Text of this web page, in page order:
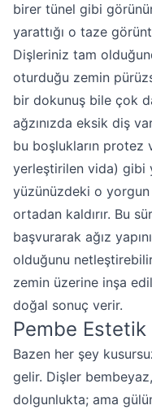
birer tünel gibi
yarattığı o taze
Dişleriniz tam
oturduğu zemin
bir dokunuş bile çok
ağzınızda eksik diş
bu boşlukların protez
yerleştirilen vida) gibi
yüzünüzdeki o yorgun
ortadan kaldırır. Bu
başvurarak ağız
olduğunu
zemin üzerine inşa
doğal sonuç verir.
Pembe
Bazen her şey
gelir. Dişler
dolgunlukta; ama